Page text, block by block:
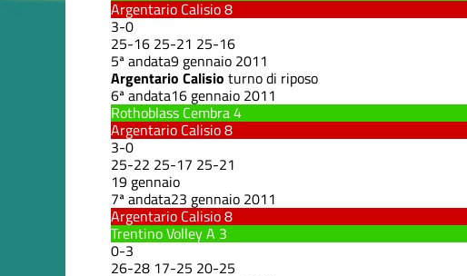
Argentario Calisio8
3-0
25-16 25-21 25-16
5ª andata9 gennaio 2011
Argentario Calisio turno di riposo
6ª andata16 gennaio 2011
Rothoblass Cembra4
Argentario Calisio8
3-0
25-22 25-17 25-21
19 gennaio
7ª andata23 gennaio 2011
Argentario Calisio8
Trentino Volley A 3
0-3
26-28 17-25 20-25